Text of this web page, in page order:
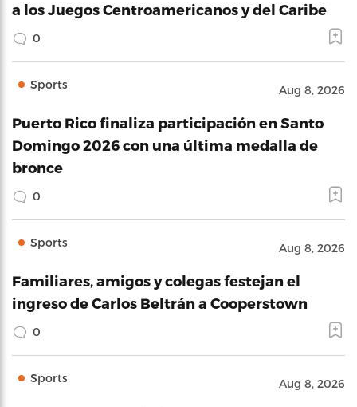
a los Juegos Centroamericanos y del Caribe
0
Sports Aug 8, 2026
Puerto Rico finaliza participación en Santo
Domingo 2026 con una última medalla de
bronce
0
Sports Aug 8, 2026
Familiares, amigos y colegas festejan el
ingreso de Carlos Beltrán a Cooperstown
0
Sports Aug 8, 2026